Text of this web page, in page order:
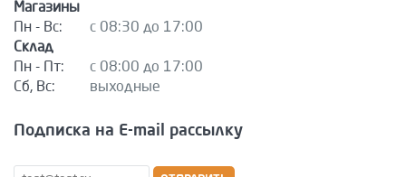
Магазины
Пн - Вс:
с 08:30 до 17:00
Склад
Пн - Пт:
с 08:00 до 17:00
Сб, Вс:
выходные
Подписка на E-mail рассылку